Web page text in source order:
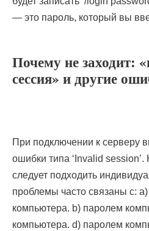
— это пароль, который вы
Почему не заходит:
сессия» и другие
При подключении к серверу
ошибки типа ‘Invalid
следует подходить
проблемы часто связаны с:
компьютера. b) паролем
компьютера. d) паролем